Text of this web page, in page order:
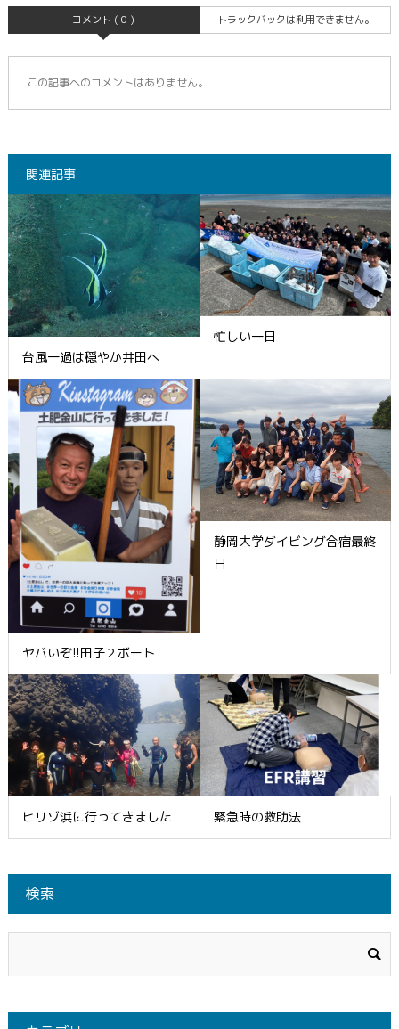
コメント ( 0 ) トラックバックは利用できません。
この記事へのコメントはありません。
関連記事
台風一過は穏やか井田へ
忙しい一日
ヤバいぞ!!田子２ボート
静岡大学ダイビング合宿最終
日
ヒリゾ浜に行ってきました 緊急時の救助法
検索